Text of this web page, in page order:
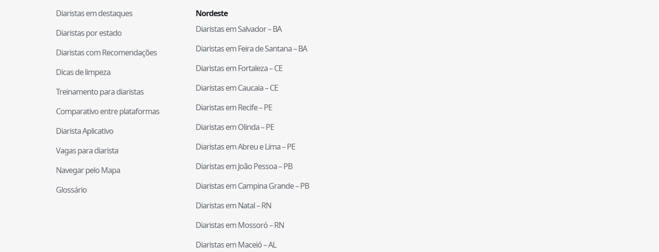
Diaristas em destaques
Diaristas por estado
Diaristas com Recomendações
Dicas de limpeza
Treinamento para diaristas
Comparativo entre plataformas
Diarista Aplicativo
Vagas para diarista
Navegar pelo Mapa
Glossário
Nordeste
Diaristas emSalvador–BA
Diaristas emFeira de Santana–BA
Diaristas emFortaleza–CE
Diaristas emCaucaia–CE
Diaristas emRecife–PE
Diaristas emOlinda–PE
Diaristas emAbreu e Lima–PE
Diaristas emJoão Pessoa–PB
Diaristas emCampina Grande–PB
Diaristas emNatal–RN
Diaristas emMossoró–RN
Diaristas emMaceió–AL